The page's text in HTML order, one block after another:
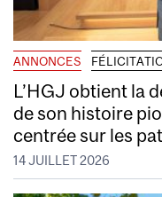
ANNONCES
L’HGJ obtient la
de son histoire
centrée sur les
14 JUILLET 2026